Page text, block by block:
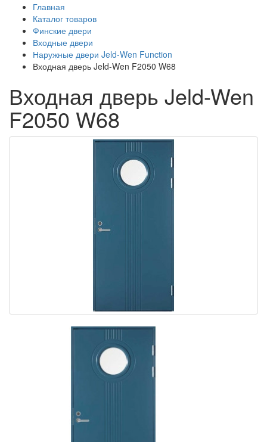
Главная
Каталог товаров
Финские двери
Входные двери
Наружные двери Jeld-Wen Function
Входная дверь Jeld-Wen F2050 W68
Входная дверь Jeld-Wen
F2050 W68